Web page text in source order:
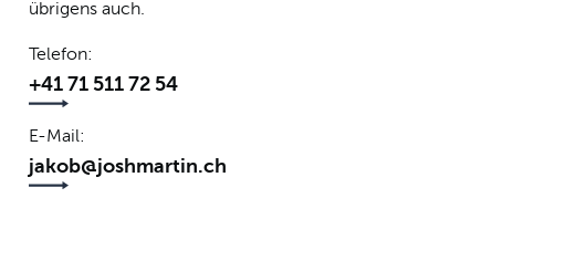
übrigens auch.
Telefon
+41 71 511 72 54
E-Mail
jakob@joshmartin.ch